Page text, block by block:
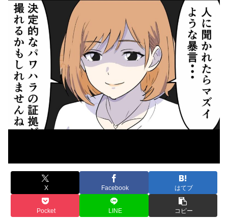
X Facebook はてブ
Pocket LINE コピー